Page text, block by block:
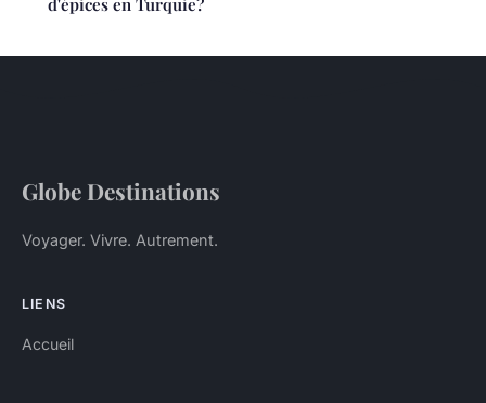
d'épices en Turquie?
Globe Destinations
Voyager. Vivre. Autrement.
LIENS
Accueil